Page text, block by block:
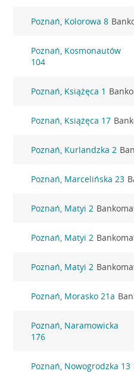
Poznań, Kolorowa 8
Poznań, Kosmonautów
104
Poznań, Książęca 1
Poznań, Książęca 17
Poznań, Kurlandzka 2
Poznań, Marcelińska 23
Poznań, Matyi 2
Poznań, Matyi 2
Poznań, Matyi 2
Poznań, Morasko 21a
Poznań, Naramowicka
176
Poznań, Nowogrodzka 13